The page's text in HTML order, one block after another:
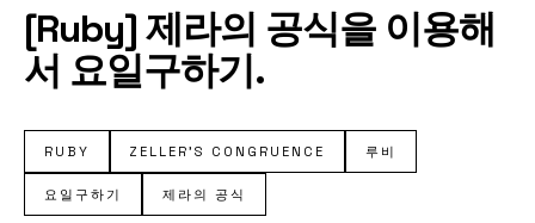
[Ruby] 제라의 공식을 이용해
서 요일구하기.
RUBY ZELLER'S CONGRUENCE 루비
요일구하기 제라의 공식